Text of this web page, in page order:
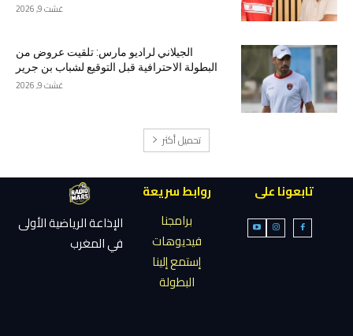
غشت 9, 2026
الجيلاني لراديو مارس: تلقيت عروض من
البطولة الاحترافية قبل التوقيع لشباب بن جرير
غشت 9, 2026
تحميل أكثر
تابعونا على
روابط سريعة
برامجنا
فيديوهات
إستمع إلينا
البطولة
الإذاعة الرياضية الأولى
في المغرب